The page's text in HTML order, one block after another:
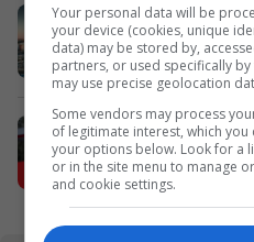
Zgjidhni
udhëtimin
Karburant
tepër!
Petrol
Your personal data will be
your device (cookies, unique
data) may be stored by,
partners, or used specifically
may use precise geolocation
Some vendors may process
of legitimate interest, which
your options below. Look for a
or in the site menu to manage
and cookie settings.